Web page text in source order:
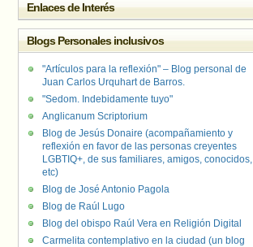
Enlaces de Interés
Blogs Personales inclusivos
"Artículos para la reflexión" – Blog personal de
Juan Carlos Urquhart de Barros.
"Sedom. Indebidamente tuyo"
Anglicanum Scriptorium
Blog de Jesús Donaire (acompañamiento y
reflexión en favor de las personas creyentes
LGBTIQ+, de sus familiares, amigos, conocidos,
etc)
Blog de José Antonio Pagola
Blog de Raúl Lugo
Blog del obispo Raúl Vera en Religión Digital
Carmelita contemplativo en la ciudad (un blog